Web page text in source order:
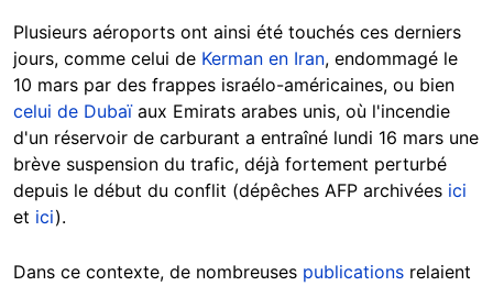
Plusieurs aéroports ont ainsi été touchés ces derniers
jours, comme celui de Kerman en Iran, endommagé le
10 mars par des frappes israélo-américaines, ou bien
celui de Dubaïaux Emirats arabes unis, où l'incendie
d'un réservoir de carburant a entraîné lundi 16 mars une
brève suspension du trafic, déjà fortement perturbé
depuis le début du conflit (dépêches AFP archivées ici
et ici).
Dans ce contexte, de nombreuses publications relaient